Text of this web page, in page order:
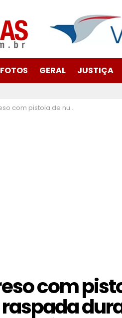
FOTOS GERAL JUSTIÇA
raspada durante operação policial em Matipó
com